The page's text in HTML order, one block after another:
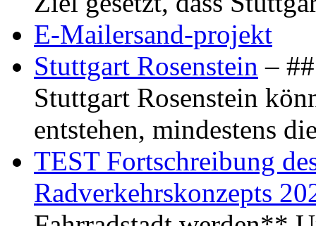
E-Mailersand-projekt
Stuttgart Rosenstein –
Stuttgart Rosenstein
entstehen, mindestens
TEST Fortschreibung
Radverkehrskonzepts